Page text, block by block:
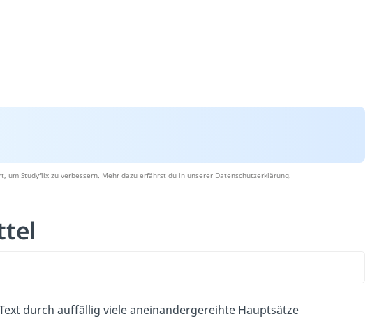
um Studyflix zu verbessern. Mehr dazu erfährst du in unserer Datenschutzerklärung.
durch auffällig viele aneinandergereihte Hauptsätze